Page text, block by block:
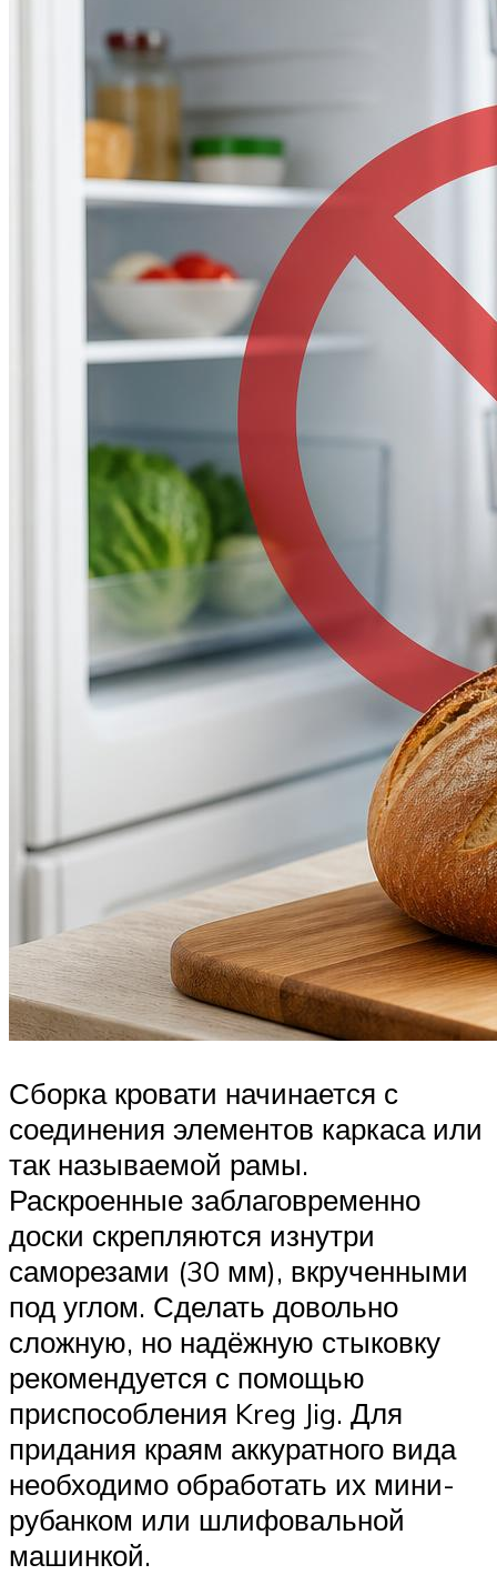
Сборка кровати начинается с
соединения элементов каркаса или
так называемой рамы.
Раскроенные заблаговременно
доски скрепляются изнутри
саморезами (30 мм), вкрученными
под углом. Сделать довольно
сложную, но надёжную стыковку
рекомендуется с помощью
приспособления Kreg Jig. Для
придания краям аккуратного вида
необходимо обработать их мини-
рубанком или шлифовальной
машинкой.